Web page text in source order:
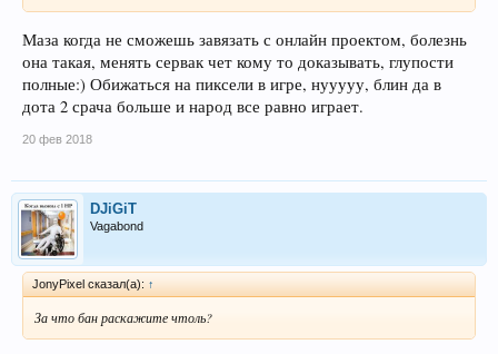
Маза когда не сможешь завязать с онлайн проектом, болезнь
она такая, менять сервак чет кому то доказывать, глупости
полные:) Обижаться на пиксели в игре, нууууу, блин да в
дота 2 срача больше и народ все равно играет.
20 фев 2018
DJiGiT
Vagabond
JonyPixel сказал(а): ↑
За что бан раскажите чтоль?